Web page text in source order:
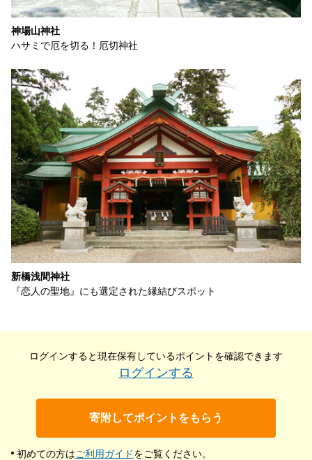
神場山神社
ハサミで厄を切る！厄切神社
新橋浅間神社
『恋人の聖地』にも選定された縁結びスポット
ログインすると現在保有しているポイントを確認できます
ログインする
寄附してポイントをもらう
初めての方はご利用ガイドをご覧ください。